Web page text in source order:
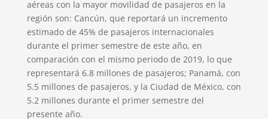
aéreas con la mayor movilidad de pasajeros en la
región son: Cancún, que reportará un incremento
estimado de 45% de pasajeros internacionales
durante el primer semestre de este año, en
comparación con el mismo periodo de 2019, lo que
representará 6.8 millones de pasajeros; Panamá, con
5.5 millones de pasajeros, y la Ciudad de México, con
5.2 millones durante el primer semestre del
presente año.